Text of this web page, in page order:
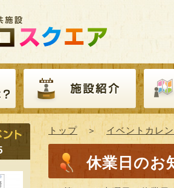
トップ ＞イベントカレ
休業日のお